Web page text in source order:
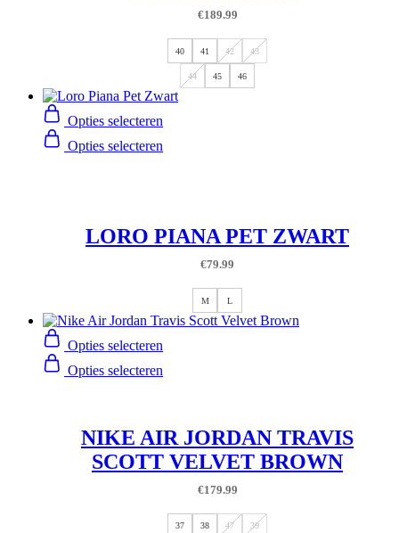
€189.99
40 41 42 43
44 45 46
Opties selecteren
Opties selecteren
LORO PIANA PET ZWART
€79.99
M L
Opties selecteren
Opties selecteren
NIKE AIR JORDAN TRAVIS
SCOTT VELVET BROWN
€179.99
37 38 47 39